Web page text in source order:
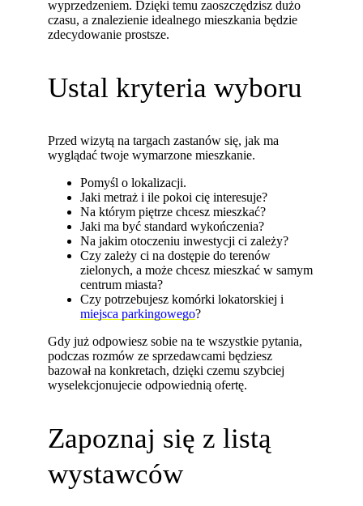
wyprzedzeniem. Dzięki temu zaoszczędzisz dużo
czasu, a znalezienie idealnego mieszkania będzie
zdecydowanie prostsze.
Ustal kryteria wyboru
Przed wizytą na targach zastanów się, jak ma
wyglądać twoje wymarzone mieszkanie.
Pomyśl o lokalizacji.
Jaki metraż i ile pokoi cię interesuje?
Na którym piętrze chcesz mieszkać?
Jaki ma być standard wykończenia?
Na jakim otoczeniu inwestycji ci zależy?
Czy zależy ci na dostępie do terenów
zielonych, a może chcesz mieszkać w samym
centrum miasta?
Czy potrzebujesz komórki lokatorskiej i
miejsca parkingowego?
Gdy już odpowiesz sobie na te wszystkie pytania,
podczas rozmów ze sprzedawcami będziesz
bazował na konkretach, dzięki czemu szybciej
wyselekcjonujecie odpowiednią ofertę.
Zapoznaj się z listą
wystawców